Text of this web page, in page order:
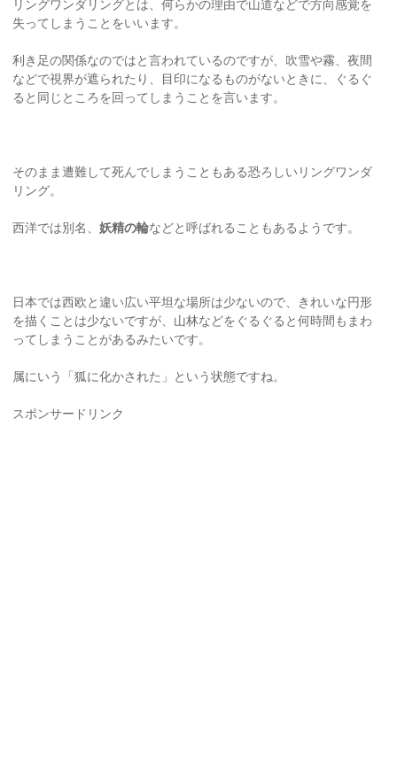
リングワンダリングとは、何らかの理由で山道などで方向感覚を
失ってしまうことをいいます。
利き足の関係なのではと言われているのですが、吹雪や霧、夜間
などで視界が遮られたり、目印になるものがないときに、ぐるぐ
ると同じところを回ってしまうことを言います。
そのまま遭難して死んでしまうこともある恐ろしいリングワンダ
リング。
西洋では別名、妖精の輪などと呼ばれることもあるようです。
日本では西欧と違い広い平坦な場所は少ないので、きれいな円形
を描くことは少ないですが、山林などをぐるぐると何時間もまわ
ってしまうことがあるみたいです。
属にいう「狐に化かされた」という状態ですね。
スポンサードリンク